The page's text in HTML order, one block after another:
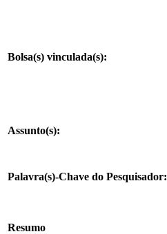
Bolsa(s) vinculada(s):
Assunto(s):
Palavra(s)-Chave do Pesquisador:
Resumo